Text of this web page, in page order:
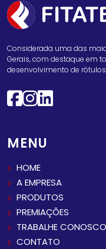
Considerada uma das
Gerais, com destaque em
desenvolvimento de
MENU
HOME
A EMPRESA
PRODUTOS
PREMIAÇÕES
TRABALHE CONOSCO
CONTATO